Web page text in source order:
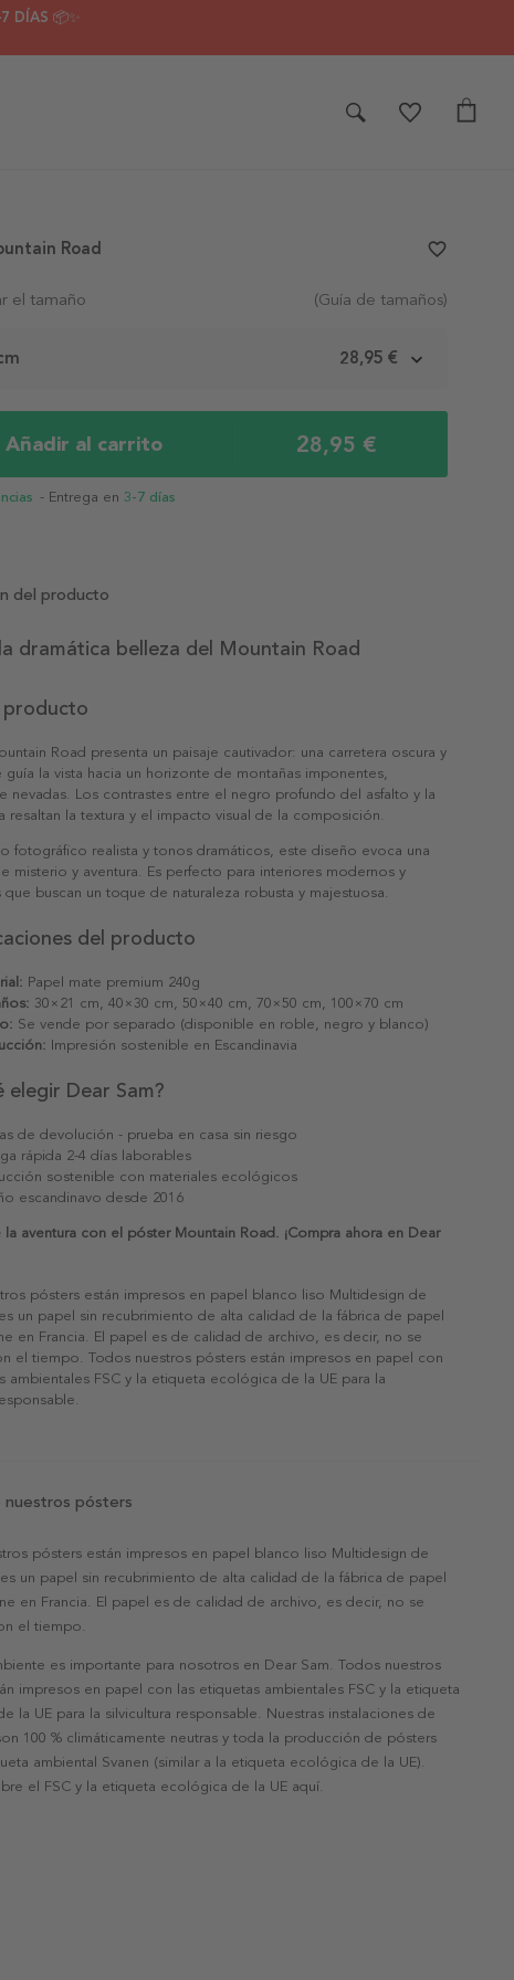
DÍAS 📦✨
el tamaño (Guía de tamaños)
28,95 €
Añadir al carrito 28,95 €
- Entrega en 3-7 días
Road favorite_border
del producto
dramática belleza del Mountain Road
producto
Road presenta un paisaje cautivador: una carretera oscura y
guía la vista hacia un horizonte de montañas imponentes,
nevadas. Los contrastes entre el negro profundo del asfalto y la
resaltan la textura y el impacto visual de la composición.
fotográfico realista y tonos dramáticos, este diseño evoca una
misterio y aventura. Es perfecto para interiores modernos y
que buscan un toque de naturaleza robusta y majestuosa.
del producto
Papel mate premium 240g
30×21 cm, 40×30 cm, 50×40 cm, 70×50 cm, 100×70 cm
Se vende por separado (disponible en roble, negro y blanco)
Impresión sostenible en Escandinavia
elegir Dear Sam?
de devolución - prueba en casa sin riesgo
rápida 2-4 días laborables
sostenible con materiales ecológicos
escandinavo desde 2016
la aventura con el póster Mountain Road. ¡Compra ahora en Dear
pósters están impresos en papel blanco liso Multidesign de
un papel sin recubrimiento de alta calidad de la fábrica de papel
en Francia. El papel es de calidad de archivo, es decir, no se
el tiempo. Todos nuestros pósters están impresos en papel con
ambientales FSC y la etiqueta ecológica de la UE para la
nuestros pósters
pósters están impresos en papel blanco liso Multidesign de
un papel sin recubrimiento de alta calidad de la fábrica de papel
en Francia. El papel es de calidad de archivo, es decir, no se
el tiempo.
es importante para nosotros en Dear Sam. Todos nuestros
impresos en papel con las etiquetas ambientales FSC y la etiqueta
la UE para la silvicultura responsable. Nuestras instalaciones de
100 % climáticamente neutras y toda la producción de pósters
ambiental Svanen (similar a la etiqueta ecológica de la UE).
el FSC y la etiqueta ecológica de la UE aquí.